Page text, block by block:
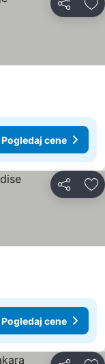
Deli
Pogledaj cene
Deli
Pogledaj cene